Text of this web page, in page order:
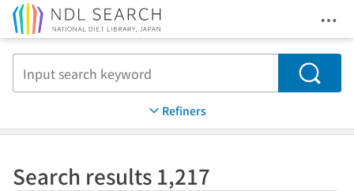
Search
Refiners
Search results 1,217